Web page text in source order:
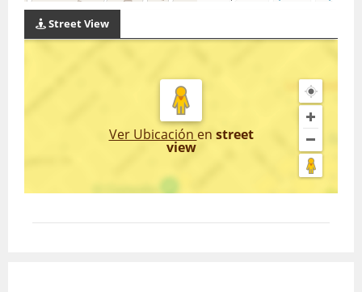
Street View
Ver Ubicación en street
view